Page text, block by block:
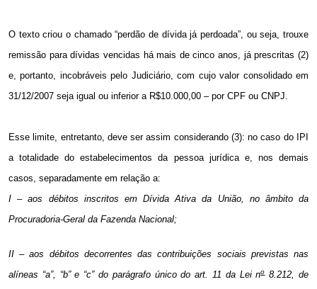
O texto criou o chamado “perdão de dívida já perdoada”, ou seja, trouxe
remissão para dívidas vencidas há mais de cinco anos, já prescritas (2)
e, portanto, incobráveis pelo Judiciário, com cujo valor consolidado em
31/12/2007 seja igual ou inferior a R$10.000,00 – por CPF ou CNPJ.
Esse limite, entretanto, deve ser assim considerando (3): no caso do IPI
a totalidade do estabelecimentos da pessoa jurídica e, nos demais
casos, separadamente em relação a:
I – aos débitos inscritos em Dívida Ativa da União, no âmbito da
Procuradoria-Geral da Fazenda Nacional;
II – aos débitos decorrentes das contribuições sociais previstas nas
alíneas “a”, “b” e “c” do parágrafo único do art. 11 da Lei no8.212, de